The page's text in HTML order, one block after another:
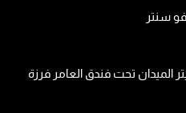
سنتر
الميدان تحت فندق العامر فرزة